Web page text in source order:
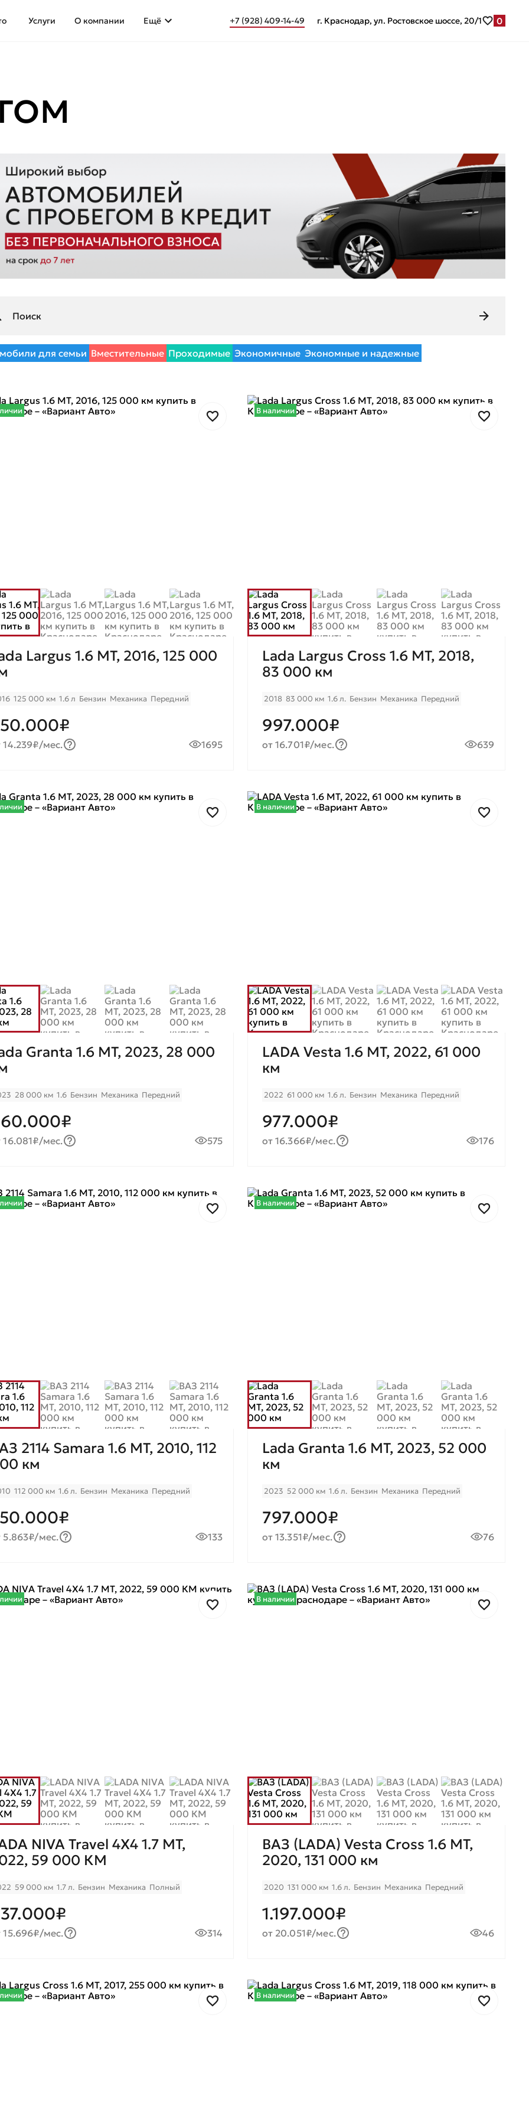
Услуги О компании Ещё +7 (928) 409-14-49 г. Краснодар, ул. Ростовское шоссе, 20/1 0
для семьи Вместительные Проходимые Экономичные Экономные и надежные
Largus 1.6 MT, 2016, 125 000
125 000 км 1.6 л Бензин Механика Передний
14.239₽/мес. 1695
В наличии
Lada Largus Cross 1.6 МТ, 2018,
83 000 км
2018 83 000 км 1.6 л. Бензин Механика Передний
997.000₽
от 16.701₽/мес. 639
Granta 1.6 MT, 2023, 28 000
28 000 км 1.6 Бензин Механика Передний
16.081₽/мес. 575
В наличии
LADA Vesta 1.6 МТ, 2022, 61 000
км
2022 61 000 км 1.6 л. Бензин Механика Передний
977.000₽
от 16.366₽/мес. 176
2114 Samara 1.6 МТ, 2010, 112
км
112 000 км 1.6 л. Бензин Механика Передний
5.863₽/мес. 133
В наличии
Lada Granta 1.6 МТ, 2023, 52 000
км
2023 52 000 км 1.6 л. Бензин Механика Передний
797.000₽
от 13.351₽/мес. 76
NIVA Travel 4X4 1.7 MT,
59 000 КМ
59 000 км 1.7 л. Бензин Механика Полный
15.696₽/мес. 314
В наличии
ВАЗ (LADA) Vesta Cross 1.6 MT,
2020, 131 000 км
2020 131 000 км 1.6 л. Бензин Механика Передний
1.197.000₽
от 20.051₽/мес. 46
В наличии